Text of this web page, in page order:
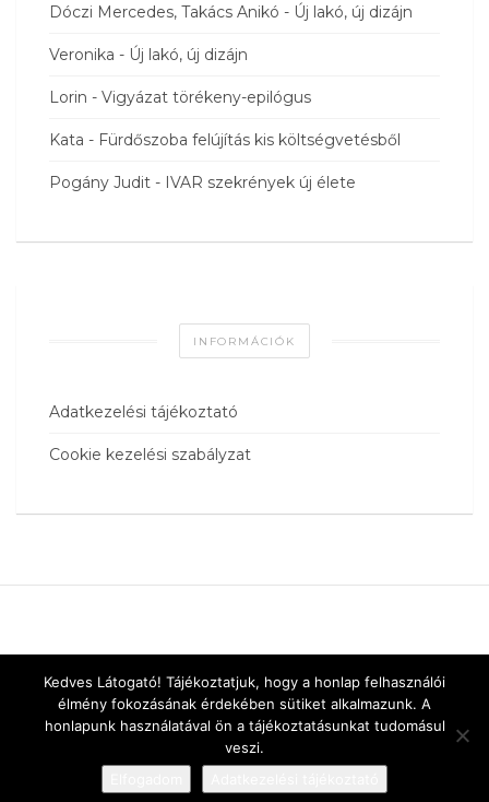
Dóczi Mercedes, Takács Anikó - Új lakó, új dizájn
Veronika - Új lakó, új dizájn
Lorin - Vigyázat törékeny-epilógus
Kata - Fürdőszoba felújítás kis költségvetésből
Pogány Judit - IVAR szekrények új élete
INFORMÁCIÓK
Adatkezelési tájékoztató
Cookie kezelési szabályzat
Kedves Látogató! Tájékoztatjuk, hogy a honlap felhasználói
élmény fokozásának érdekében sütiket alkalmazunk. A
honlapunk használatával ön a tájékoztatásunkat tudomásul
veszi.